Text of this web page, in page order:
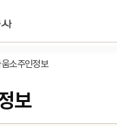
소주인정보
보